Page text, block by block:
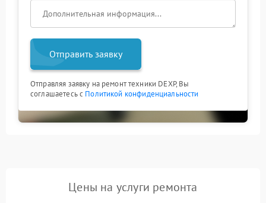
Отправить заявку
Отправляя заявку на ремонт техники DEXP, Вы
соглашаетесь с Политикой конфиденциальности
Цены на услуги ремонта